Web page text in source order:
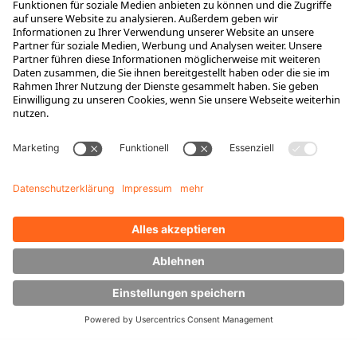
Ansprechpartner
Karriere
Ausbildung
Berufseinsteiger & Erfahrene
Das ist HUBTEX
Wissen
Downloads
Energiemanagement
Outdoor Stapler
Seitenstapler